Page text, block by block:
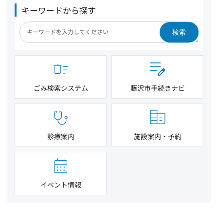
キーワードから探す
検索
ごみ検索システム 藤沢市手続きナビ
診療案内 施設案内・予約
イベント情報